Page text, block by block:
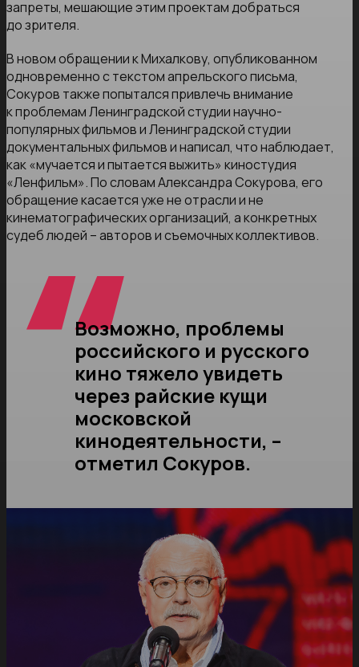
запреты, мешающие этим проектам добраться
до зрителя.
В новом обращении к Михалкову, опубликованном
одновременно с текстом апрельского письма,
Сокуров также попытался привлечь внимание
к проблемам Ленинградской студии научно-
популярных фильмов и Ленинградской студии
документальных фильмов и написал, что наблюдает,
как «мучается и пытается выжить» киностудия
«Ленфильм». По словам Александра Сокурова, его
обращение касается уже не отрасли и не
кинематографических организаций, а конкретных
судеб людей – авторов и съемочных коллективов.
Возможно, проблемы
российского и русского
кино тяжело увидеть
через райские кущи
московской
кинодеятельности, –
отметил Сокуров.